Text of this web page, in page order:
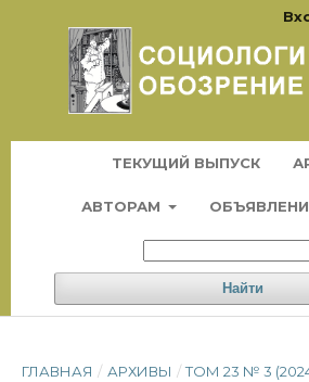
ТЕКУЩИЙ ВЫПУСК
АВТОРАМ
Найти
ГЛАВНАЯ / АРХИВЫ / ТОМ 23 № 3